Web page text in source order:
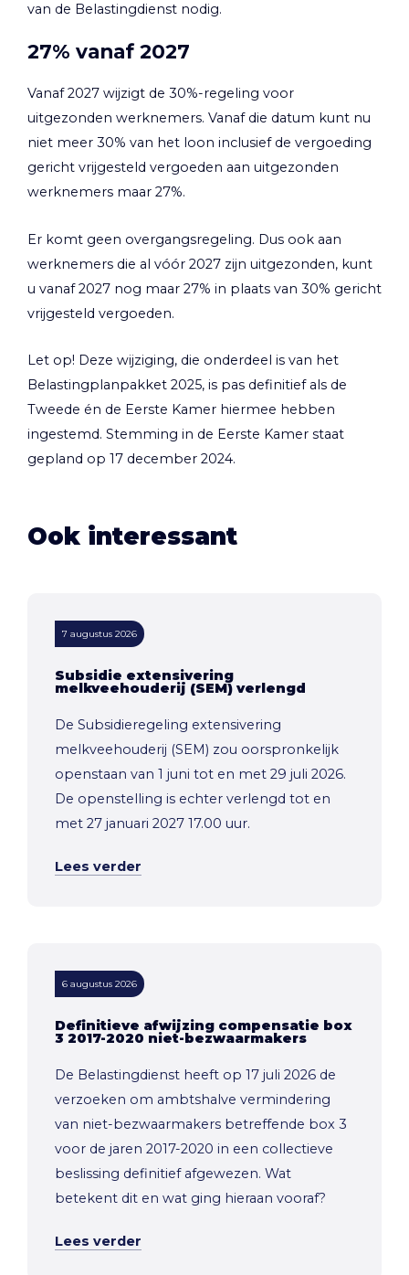
van de Belastingdienst nodig.
27% vanaf 2027
Vanaf 2027 wijzigt de 30%-regeling voor
uitgezonden werknemers. Vanaf die datum kunt nu
niet meer 30% van het loon inclusief de vergoeding
gericht vrijgesteld vergoeden aan uitgezonden
werknemers maar 27%.
Er komt geen overgangsregeling. Dus ook aan
werknemers die al vóór 2027 zijn uitgezonden, kunt
u vanaf 2027 nog maar 27% in plaats van 30% gericht
vrijgesteld vergoeden.
Let op! Deze wijziging, die onderdeel is van het
Belastingplanpakket 2025, is pas definitief als de
Tweede én de Eerste Kamer hiermee hebben
ingestemd. Stemming in de Eerste Kamer staat
gepland op 17 december 2024.
Ook interessant
7 augustus 2026
Subsidie extensivering
melkveehouderij (SEM) verlengd
De Subsidieregeling extensivering
melkveehouderij (SEM) zou oorspronkelijk
openstaan van 1 juni tot en met 29 juli 2026.
De openstelling is echter verlengd tot en
met 27 januari 2027 17.00 uur.
Lees verder
6 augustus 2026
Definitieve afwijzing compensatie box
3 2017-2020 niet-bezwaarmakers
De Belastingdienst heeft op 17 juli 2026 de
verzoeken om ambtshalve vermindering
van niet-bezwaarmakers betreffende box 3
voor de jaren 2017-2020 in een collectieve
beslissing definitief afgewezen. Wat
betekent dit en wat ging hieraan vooraf?
Lees verder